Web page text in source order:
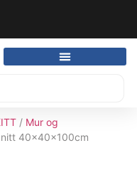
/ Mur og
40x40x100cm